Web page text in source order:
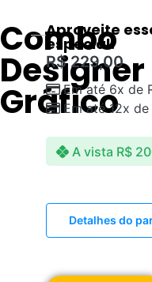
Combo
Designer
Gráfico
Aproveite
especial!
R$229,00
Em até 6x de
Em até 12x de
A vista R$
Detalhes do